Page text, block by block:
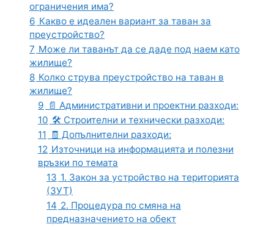
ограничения има?
6 Какво е идеален вариант за таван за
преустройство?
7 Може ли таванът да се даде под наем като
жилище?
8 Колко струва преустройство на таван в
жилище?
9 📄 Административни и проектни разходи:
10 🛠️ Строителни и технически разходи:
11
🧾 Допълнителни разходи:
12 Източници на информацията и полезни
връзки по темата
13 1. Закон за устройство на територията
(ЗУТ)
14 2. Процедура по смяна на
предназначението на обект